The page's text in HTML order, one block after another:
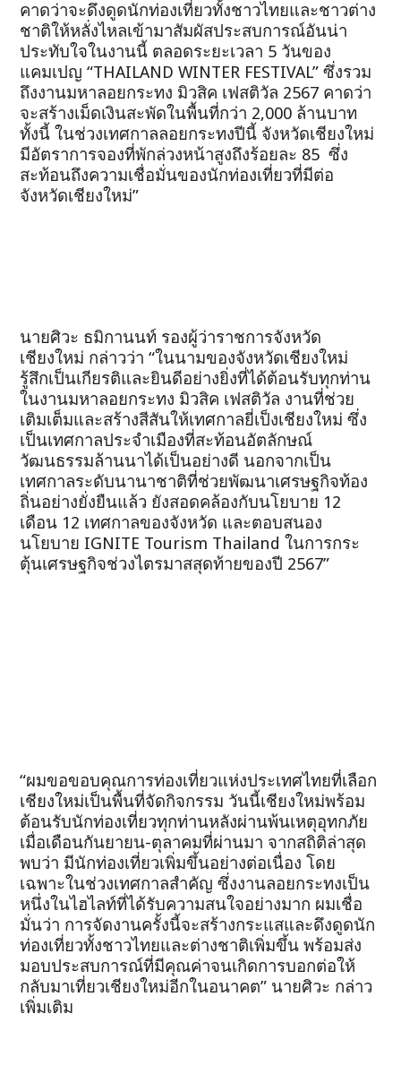
คาดว่าจะดึงดูดนักท่องเที่ยวทั้งชาวไทยและชาวต่าง
ชาติให้หลั่งไหลเข้ามาสัมผัสประสบการณ์อันน่า
ประทับใจในงานนี้ ตลอดระยะเวลา 5 วันของ
แคมเปญ “THAILAND WINTER FESTIVAL” ซึ่งรวม
ถึงงานมหาลอยกระทง มิวสิค เฟสติวัล 2567 คาดว่า
จะสร้างเม็ดเงินสะพัดในพื้นที่กว่า 2,000 ล้านบาท
ทั้งนี้ ในช่วงเทศกาลลอยกระทงปีนี้ จังหวัดเชียงใหม่
มีอัตราการจองที่พักล่วงหน้าสูงถึงร้อยละ 85 ซึ่ง
สะท้อนถึงความเชื่อมั่นของนักท่องเที่ยวที่มีต่อ
จังหวัดเชียงใหม่”
นายศิวะ ธมิกานนท์ รองผู้ว่าราชการจังหวัด
เชียงใหม่ กล่าวว่า “ในนามของจังหวัดเชียงใหม่
รู้สึกเป็นเกียรติและยินดีอย่างยิ่งที่ได้ต้อนรับทุกท่าน
ในงานมหาลอยกระทง มิวสิค เฟสติวัล งานที่ช่วย
เติมเต็มและสร้างสีสันให้เทศกาลยี่เป็งเชียงใหม่ ซึ่ง
เป็นเทศกาลประจำเมืองที่สะท้อนอัตลักษณ์
วัฒนธรรมล้านนาได้เป็นอย่างดี นอกจากเป็น
เทศกาลระดับนานาชาติที่ช่วยพัฒนาเศรษฐกิจท้อง
ถิ่นอย่างยั่งยืนแล้ว ยังสอดคล้องกับนโยบาย 12
เดือน 12 เทศกาลของจังหวัด และตอบสนอง
นโยบาย IGNITE Tourism Thailand ในการกระ
ตุ้นเศรษฐกิจช่วงไตรมาสสุดท้ายของปี 2567”
“ผมขอขอบคุณการท่องเที่ยวแห่งประเทศไทยที่เลือก
เชียงใหม่เป็นพื้นที่จัดกิจกรรม วันนี้เชียงใหม่พร้อม
ต้อนรับนักท่องเที่ยวทุกท่านหลังผ่านพ้นเหตุอุทกภัย
เมื่อเดือนกันยายน-ตุลาคมที่ผ่านมา จากสถิติล่าสุด
พบว่า มีนักท่องเที่ยวเพิ่มขึ้นอย่างต่อเนื่อง โดย
เฉพาะในช่วงเทศกาลสำคัญ ซึ่งงานลอยกระทงเป็น
หนึ่งในไฮไลท์ที่ได้รับความสนใจอย่างมาก ผมเชื่อ
มั่นว่า การจัดงานครั้งนี้จะสร้างกระแสและดึงดูดนัก
ท่องเที่ยวทั้งชาวไทยและต่างชาติเพิ่มขึ้น พร้อมส่ง
มอบประสบการณ์ที่มีคุณค่าจนเกิดการบอกต่อให้
กลับมาเที่ยวเชียงใหม่อีกในอนาคต” นายศิวะ กล่าว
เพิ่มเติม